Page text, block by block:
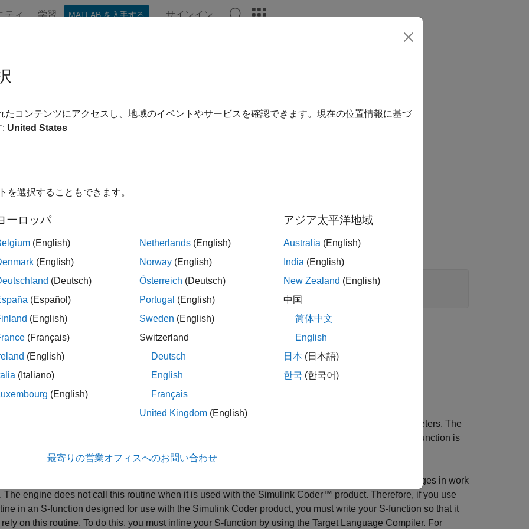
ティ 学習 MATLAB を入手する サインイン
the MATLAB S-function's parameters
®
of Simulink.MSFcnRunTimeBlock class representing the Level-2 MATLAB S-Function block.
changes and verifies parameters. The
is done at the top of the simulation loop when it is safe to process the changed parameters. This function is
for simulation.
of this routine is to process newly changed parameters. An example is to cache parameter changes in work
The engine does not call this routine when it is used with the Simulink Coder™ product. Therefore, if you use
in an S-function designed for use with the Simulink Coder product, you must write your S-function so that it
on this routine. To do this, you must inline your S-function by using the Target Language Compiler. For
たコンテンツにアクセスし、地域のイベントやサービスを確認できます。現在の位置情報に基づ
: United States
を選択することもできます。
ーロッパ
(English)
(English)
(Deutsch)
(Español)
(English)
(Français)
(English)
(Italiano)
(English)
Netherlands (English)
Norway (English)
Österreich (Deutsch)
Portugal (English)
Sweden (English)
Switzerland
Deutsch
English
Français
United Kingdom (English)
アジア太平洋地域
Australia (English)
India (English)
New Zealand (English)
中国
简体中文
English
日本 (日本語)
한국 (한국어)
最寄りの営業オフィスへのお問い合わせ